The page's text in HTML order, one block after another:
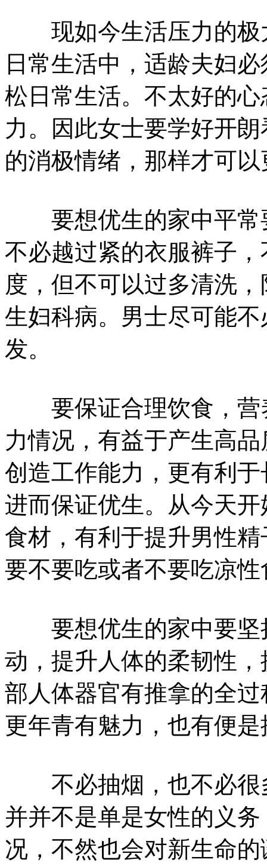
现如今生活压力的极
日常生活中，适龄夫妇
松日常生活。不太好的
力。因此女士要学好开
的消极情绪，那样才可
要想优生的家中平常
不必越过紧的衣服裤子
度，但不可以过多清洗
生妇科病。男士尽可能
发。
要保证合理饮食，营
力情况，有益于产生高
创造工作能力，更有利
进而保证优生。从今天
食材，有利于提升男性
要不要吃或者不要吃凉性
要想优生的家中要坚
动，提升人体的柔韧性
部人体器官有推拿的全
更年青有魅力，也有便
不必抽烟，也不必很
并并不是单是女性的义
况，不然也会对新生命